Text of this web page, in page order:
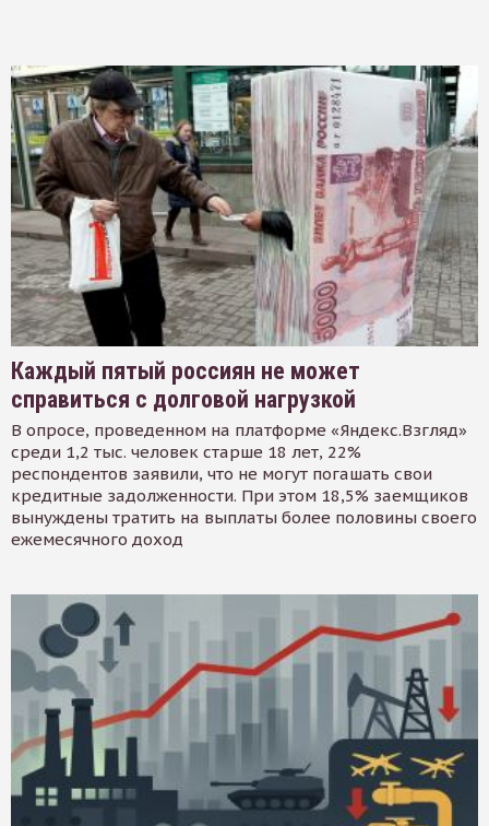
Каждый пятый россиян не может
справиться с долговой нагрузкой
В опросе, проведенном на платформе «Яндекс.Взгляд»
среди 1,2 тыс. человек старше 18 лет, 22%
респондентов заявили, что не могут погашать свои
кредитные задолженности. При этом 18,5% заемщиков
вынуждены тратить на выплаты более половины своего
ежемесячного доход